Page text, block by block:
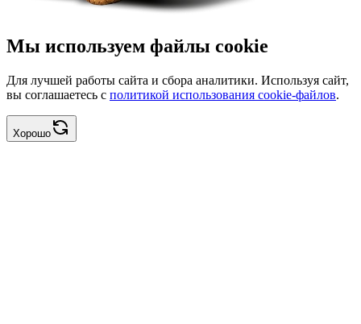
Мы используем файлы cookie
Для лучшей работы сайта и сбора аналитики. Используя сайт,
вы соглашаетесь с политикой использования cookie-файлов.
Хорошо